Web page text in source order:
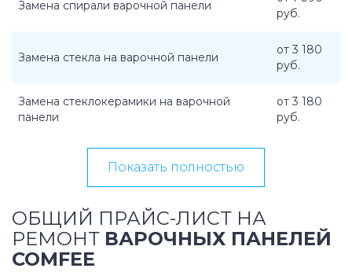
Замена спирали варочной панели
руб.
Замена стекла на варочной панели
от 3 180
руб.
Замена стеклокерамики на варочной
панели
от 3 180
руб.
Показать полностью
ОБЩИЙ ПРАЙС-ЛИСТ НА
РЕМОНТ ВАРОЧНЫХ ПАНЕЛЕЙ
COMFEE